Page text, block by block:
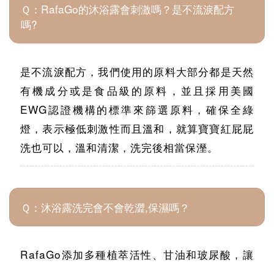
Ｑ：RafaGo的沐浴露會刺激嗎？是不流淚配方
嗎?
是不流淚配方，我們使用的原料大部分都是天然
有機成分或是食品級的原料，並且採用美國
EWG認證機構的標準來篩選原料，確保全綠
燈，表示極低刺激性而且溫和，就算寶寶紅屁屁
洗也可以，溫和清潔，洗完後相當保溼。
Ｑ：沐浴露洗完會不會乾澀,保濕嗎？
RafaGo添加多種植萃活性、甘油和玻尿酸，讓